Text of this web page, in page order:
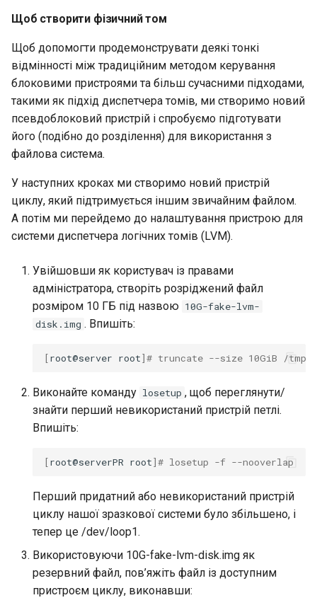
Щоб створити фізичний том
Щоб допомогти продемонструвати деякі тонкі
відмінності між традиційним методом керування
блоковими пристроями та більш сучасними підходами,
такими як підхід диспетчера томів, ми створимо новий
псевдоблоковий пристрій і спробуємо підготувати
його (подібно до розділення) для використання з
файлова система.
У наступних кроках ми створимо новий пристрій
циклу, який підтримується іншим звичайним файлом.
А потім ми перейдемо до налаштування пристрою для
системи диспетчера логічних томів (LVM).
Увійшовши як користувач із правами
адміністратора, створіть розріджений файл
розміром 10 ГБ під назвою 10G-fake-lvm-
disk.img . Впишіть:
[root@server root]# truncate --size 10GiB /tmp/
Виконайте команду losetup , щоб переглянути/
знайти перший невикористаний пристрій петлі.
Впишіть:
[root@serverPR root]# losetup -f --nooverlap
Перший придатний або невикористаний пристрій
циклу нашої зразкової системи було збільшено, і
тепер це /dev/loop1.
Використовуючи 10G-fake-lvm-disk.img як
резервний файл, пов’яжіть файл із доступним
пристроєм циклу, виконавши: